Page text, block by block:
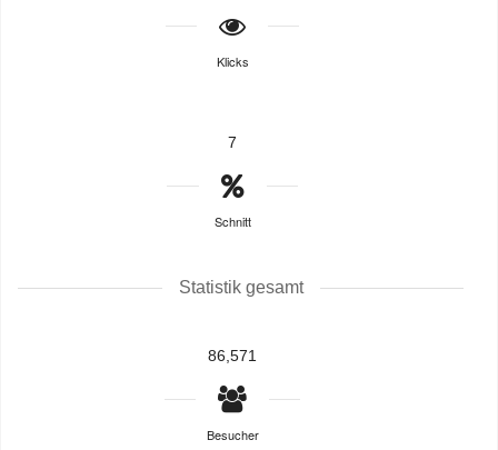
Klicks
7
Schnitt
Statistik gesamt
86,571
Besucher